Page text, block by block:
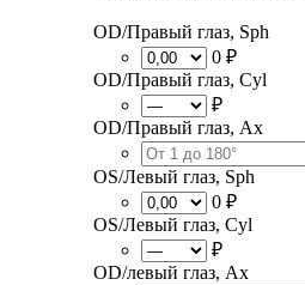
OD/Правый глаз, Sph
0 ₽
OD/Правый глаз, Cyl
₽
OD/Правый глаз, Ax
OS/Левый глаз, Sph
0 ₽
OS/Левый глаз, Cyl
₽
OD/левый глаз, Ax